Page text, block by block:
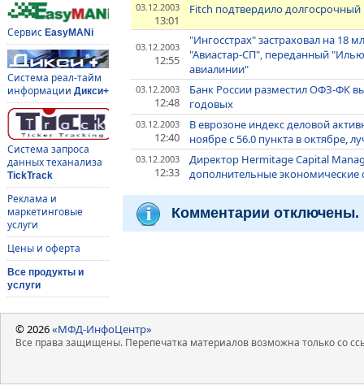
Сервис EasyMANi
Система реал-тайм
информации Дикси+
Система запроса
данных теханализа
TickTrack
Реклама и
маркетинговые
услуги
Цены и оферта
Все продукты и
услуги
03.12.2003
13:01
Fitch подтвердило
03.12.2003
12:55
"Ингосстрах" застраховал на 18
"Авиастар-СП", переданный
авиалинии"
03.12.2003
12:48
Банк России разместил ОФЗ-ФК
годовых
03.12.2003
12:40
В еврозоне индекс деловой
ноябре с 56.0 пункта в октябре,
03.12.2003
12:33
Директор Hermitage Capital
дополнительные
Комментарии отключены.
© 2026«МФД-ИнфоЦентр»
Все права защищены. Перепечатка материалов возможна только со